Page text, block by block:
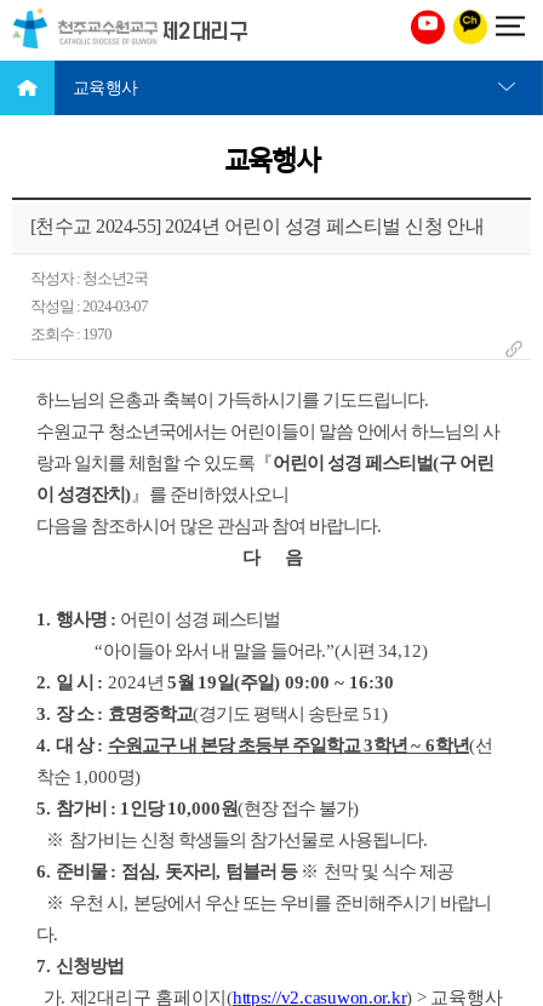
천주교 수원교구 제2대리구
교육행사
교육행사
[천수교 2024-55] 2024년 어린이 성경 페스티벌 신청 안내
작성자 : 청소년2국
작성일 : 2024-03-07
조회수 : 1970
하느님의 은총과 축복이 가득하시기를 기도드립니다.
수원교구 청소년국에서는 어린이들이 말씀 안에서 하느님의 사
랑과 일치를 체험할 수 있도록 『어린이 성경 페스티벌(구 어린
이 성경잔치) 』 를 준비하였사오니
다음을 참조하시어 많은 관심과 참여 바랍니다.
다 음
1. 행사명 : 어린이 성경 페스티벌
“아이들아 와서 내 말을 들어라.”(시편 34,12)
2. 일 시 : 2024년 5월 19일(주일) 09:00 ~ 16:30
3. 장 소: 효명중학교(경기도 평택시 송탄로 51)
4. 대 상: 수원교구 내 본당 초등부 주일학교3학년 ~ 6학년(선
착순 1,000명)
5. 참가비 : 1 인당10,000원(현장 접수 불가)
※ 참가비는 신청 학생들의 참가선물로 사용됩니다.
6. 준비물: 점심, 돗자리, 텀블러 등 ※ 천막 및 식수 제공
※ 우천 시 , 본당에서 우산 또는 우비를 준비해주시기 바랍니
다.
7. 신청방법
가. 제 2대리구 홈페이지(https://v2.casuwon.or.kr) > 교육행사